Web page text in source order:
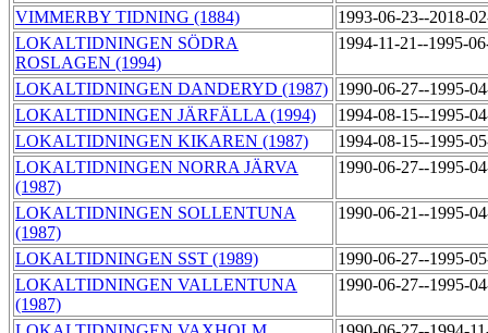
VIMMERBY TIDNING (1884)
1993-06-23--2018-
LOKALTIDNINGEN SÖDRA
ROSLAGEN (1994)
1994-11-21--1995-
LOKALTIDNINGEN DANDERYD (1987) 1990-06-27--1995-
LOKALTIDNINGEN JÄRFÄLLA (1994)
1994-08-15--1995-
LOKALTIDNINGEN KIKAREN (1987)
1994-08-15--1995-
LOKALTIDNINGEN NORRA JÄRVA
(1987)
1990-06-27--1995-
LOKALTIDNINGEN SOLLENTUNA
(1987)
1990-06-21--1995-
LOKALTIDNINGEN SST (1989)
1990-06-27--1995-
LOKALTIDNINGEN VALLENTUNA
(1987)
1990-06-27--1995-